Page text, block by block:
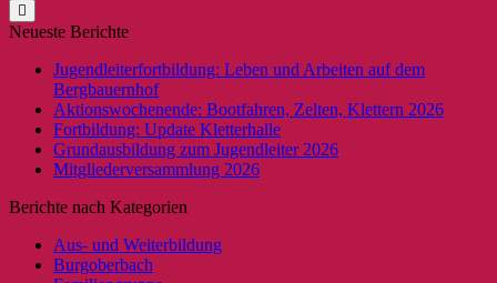
Neueste Berichte
Jugendleiterfortbildung: Leben und Arbeiten auf dem
Bergbauernhof
Aktionswochenende: Bootfahren, Zelten, Klettern 2026
Fortbildung: Update Kletterhalle
Grundausbildung zum Jugendleiter 2026
Mitgliederversammlung 2026
Berichte nach Kategorien
Aus- und Weiterbildung
Burgoberbach